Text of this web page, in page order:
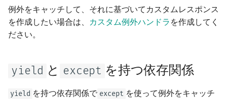
例外をキャッチして、それに基づいてカスタムレスポンス
を作成したい場合は、
カスタム例外ハンドラ を作成してく
ださい。
yield と except を持つ依存関係
yield を持つ依存関係で except を使って例外をキャッチ